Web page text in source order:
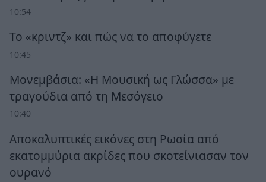
10:54
Το «κριντζ» και πώς να το αποφύγετε
10:45
Μονεμβάσια: «Η Μουσική ως Γλώσσα» με
τραγούδια από τη Μεσόγειο
10:40
Αποκαλυπτικές εικόνες στη Ρωσία από
εκατομμύρια ακρίδες που σκοτείνιασαν τον
ουρανό